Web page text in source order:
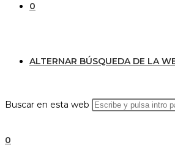
0
ALTERNAR BÚSQUEDA DE LA
Buscar en esta web
0